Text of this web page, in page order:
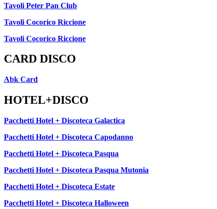
Tavoli Peter Pan Club
Tavoli Cocorico Riccione
Tavoli Cocorico Riccione
CARD DISCO
Abk Card
HOTEL+DISCO
Pacchetti Hotel + Discoteca Galactica
Pacchetti Hotel + Discoteca Capodanno
Pacchetti Hotel + Discoteca Pasqua
Pacchetti Hotel + Discoteca Pasqua Mutonia
Pacchetti Hotel + Discoteca Estate
Pacchetti Hotel + Discoteca Halloween